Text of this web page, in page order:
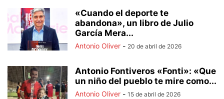
«Cuando el deporte te
abandona», un libro de Julio
García Mera...
Antonio Oliver - 20 de abril de 2026
Antonio Fontiveros «Fonti»: «Que
un niño del pueblo te mire como...
Antonio Oliver - 15 de abril de 2026